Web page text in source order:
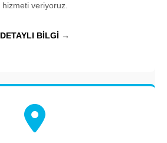
hizmeti veriyoruz.
DETAYLI BİLGİ →